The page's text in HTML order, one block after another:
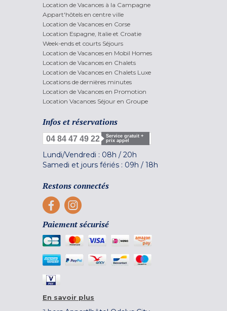
Location de Vacances à la Campagne
Appart'hôtels en centre ville
Location de Vacances en Corse
Location Espagne, Italie et Croatie
Week-ends et courts Séjours
Location de Vacances en Mobil Homes
Location de Vacances en Chalets
Location de Vacances en Chalets Luxe
Locations de dernières minutes
Location de Vacances en Promotion
Location Vacances Séjour en Groupe
Infos et réservations
04 84 47 49 22
Service gratuit +
prix appel
Lundi/Vendredi : 08h / 20h
Samedi et jours fériés : 09h / 18h
Restons connectés
Paiement sécurisé
En savoir plus